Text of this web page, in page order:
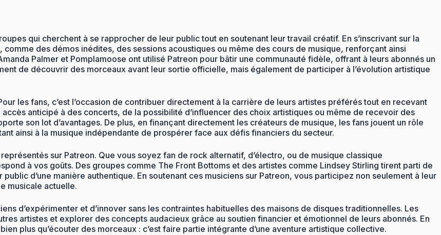
qui cherchent à se rapprocher de leur public tout en soutenant leur travail créatif. En s’inscrivant sur la
des démos inédites, des sessions acoustiques ou même des cours de musique, renforçant ainsi
Palmer et Pomplamoose ont utilisé Patreon pour bâtir une communauté fidèle, offrant à leurs abonnés un
de découvrir des morceaux avant leur sortie officielle, mais également de participer à l’évolution artistique
les fans, c’est l’occasion de contribuer directement à la carrière de leurs artistes préférés tout en recevant
anticipé à des concerts, de la possibilité d’influencer des choix artistiques ou même de recevoir des
son lot d’avantages. De plus, en finançant directement les créateurs de musique, les fans jouent un rôle
ainsi à la musique indépendante de prospérer face aux défis financiers du secteur.
sur Patreon. Que vous soyez fan de rock alternatif, d’électro, ou de musique classique
à vos goûts. Des groupes comme The Front Bottoms et des artistes comme Lindsey Stirling tirent parti de
d’une manière authentique. En soutenant ces musiciens sur Patreon, vous participez non seulement à leur
musicale actuelle.
d’expérimenter et d’innover sans les contraintes habituelles des maisons de disques traditionnelles. Les
artistes et explorer des concepts audacieux grâce au soutien financier et émotionnel de leurs abonnés. En
plus qu’écouter des morceaux : c’est faire partie intégrante d’une aventure artistique collective.